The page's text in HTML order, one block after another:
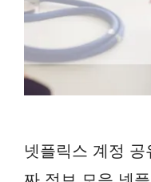
넷플릭스 계정